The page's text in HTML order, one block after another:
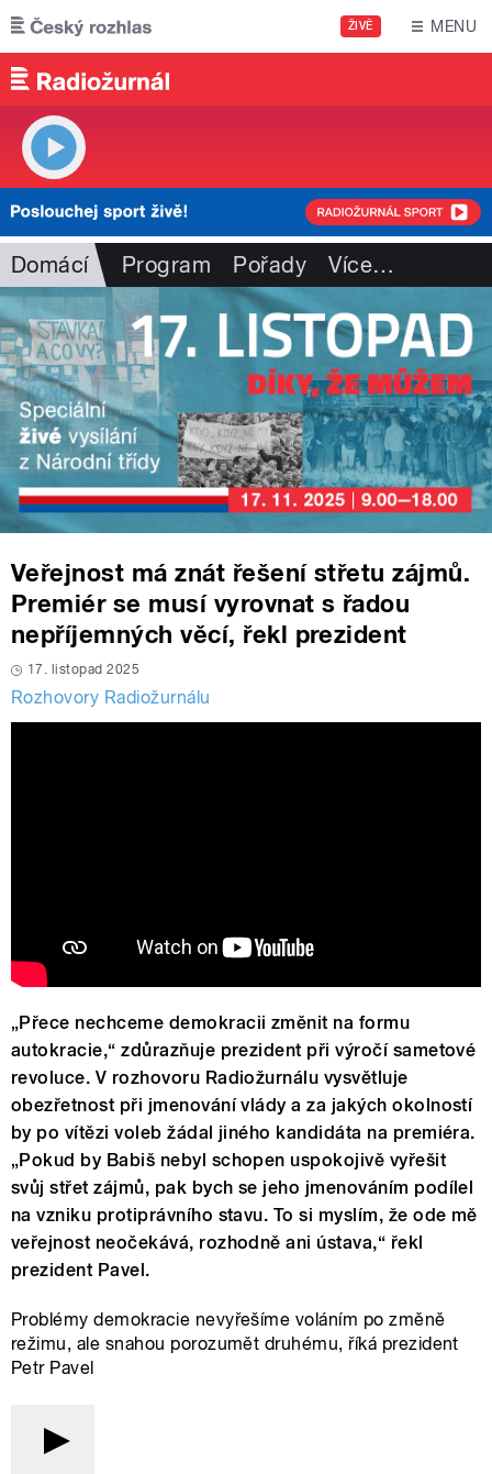
Přejít k hlavnímu obsahu
ŽIVĚ MENU
Domácí Program Pořady Více…
Veřejnost má znát řešení střetu zájmů.
Premiér se musí vyrovnat s řadou
nepříjemných věcí, řekl prezident
17. listopad 2025
Rozhovory Radiožurnálu
„Přece nechceme demokracii změnit na formu
autokracie,“ zdůrazňuje prezident při výročí sametové
revoluce. V rozhovoru Radiožurnálu vysvětluje
obezřetnost při jmenování vlády a za jakých okolností
by po vítězi voleb žádal jiného kandidáta na premiéra.
„Pokud by Babiš nebyl schopen uspokojivě vyřešit
svůj střet zájmů, pak bych se jeho jmenováním podílel
na vzniku protiprávního stavu. To si myslím, že ode mě
veřejnost neočekává, rozhodně ani ústava,“ řekl
prezident Pavel.
Problémy demokracie nevyřešíme voláním po změně
režimu, ale snahou porozumět druhému, říká prezident
Petr Pavel